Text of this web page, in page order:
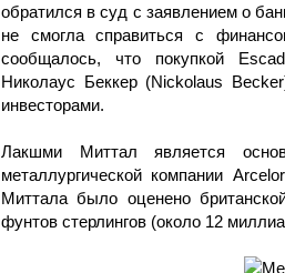
обратился в суд с заявлением о
не смогла справиться с
сообщалось, что покупкой
Николаус Беккер (Nickolaus
инвесторами.
Лакшми Миттал является
металлургической компании
Миттала было оценено
фунтов стерлингов (около 12